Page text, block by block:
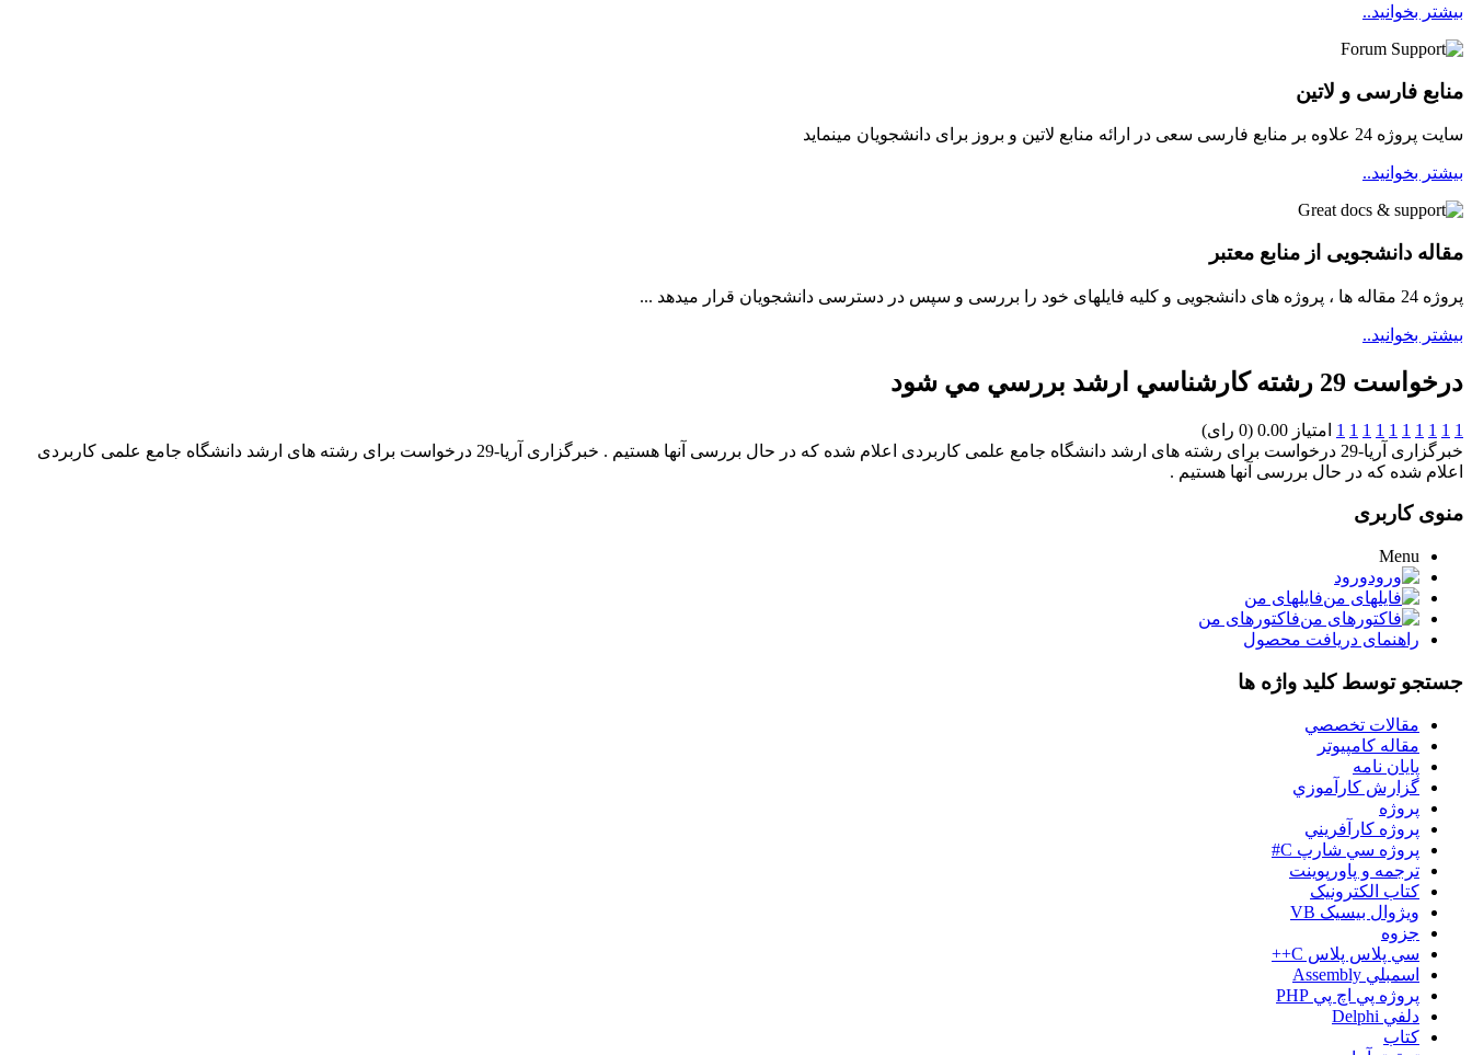
بیشتر بخوانید..
منابع فارسی و لاتین
سایت پروژه 24 علاوه بر منابع فارسی سعی در ارائه منابع لاتین و بروز برای دانشجویان مینماید
بیشتر بخوانید..
مقاله دانشجویی از منابع معتبر
پروژه 24 مقاله ها ، پروژه های دانشجویی و کلیه فایلهای خود را بررسی و سپس در دسترسی دانشجویان قرار میدهد ...
بیشتر بخوانید..
درخواست 29 رشته کارشناسي ارشد بررسي مي شود
1
1
1
1
1
1
1
1
1
1 امتیاز 0.00 (0 رای)
خبرگزاری آریا-29 درخواست برای رشته های ارشد دانشگاه جامع علمی کاربردی اعلام شده که در حال بررسی آنها هستیم . خبرگزاری آریا-29 درخواست برای رشته های ارشد دانشگاه جامع علمی کاربردی
اعلام شده که در حال بررسی آنها هستیم .
منوی کاربری
Menu
ورود
فایلهای من
فاکتورهای من
راهنمای دریافت محصول
جستجو توسط کلید واژه ها
مقالات تخصصي
مقاله کامپیوتر
پایان نامه
گزارش کارآموزي
پروژه
پروژه کارآفريني
پروژه سي شارپ C#
ترجمه و پاورپوينت
کتاب الکترونيک
ويژوال بيسيک VB
جزوه
سي پلاس پلاس C++
اسمبلي Assembly
پروژه پي اچ پي PHP
دلفي Delphi
کتاب